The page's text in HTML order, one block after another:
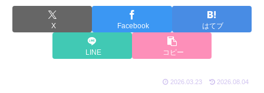
X Facebook はてブ
LINE コピー
2026.03.23 2026.08.04